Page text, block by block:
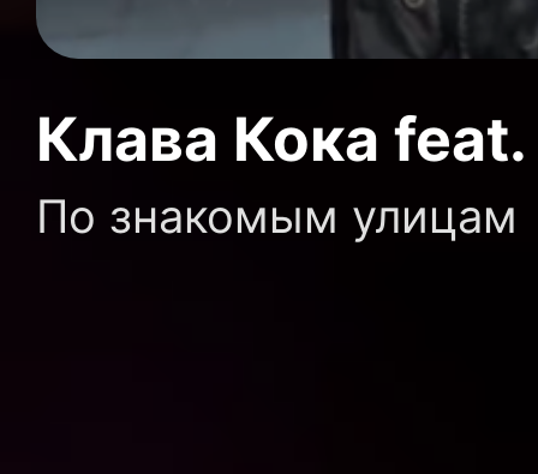
Клава Кока
По знакомым улицам